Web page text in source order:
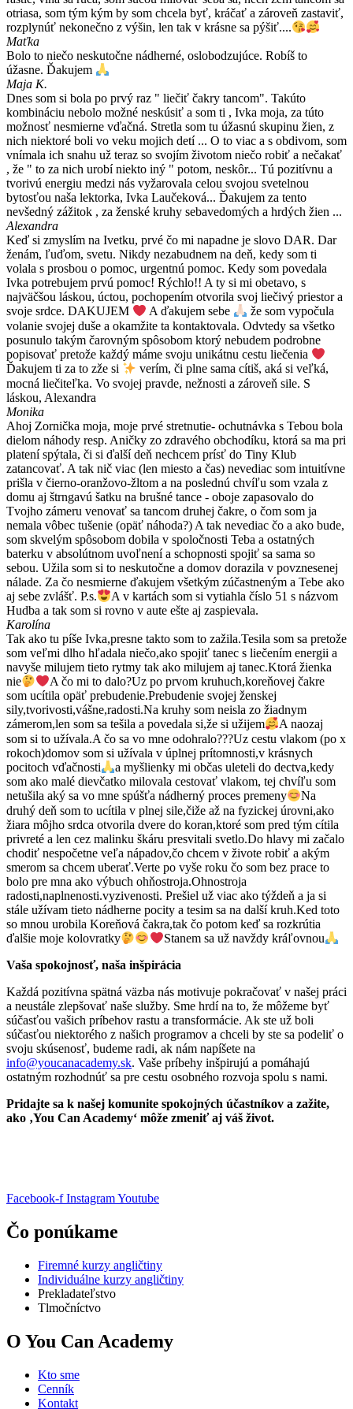
otriasa, som tým kým by som chcela byť, kráčať a zároveň zastaviť,
rozplynúť nekonečno z výšin, len tak v krásne sa pýšiť....
Maťka
Bolo to niečo neskutočne nádherné, oslobodzujúce. Robíš to
úžasne. Ďakujem
Maja K.
Dnes som si bola po prvý raz " liečiť čakry tancom". Takúto
kombináciu nebolo možné neskúsiť a som ti , Ivka moja, za túto
možnosť nesmierne vďačná. Stretla som tu úžasnú skupinu žien, z
nich niektoré boli vo veku mojich detí ... O to viac a s obdivom, som
vnímala ich snahu už teraz so svojím životom niečo robiť a nečakať
, že " to za nich urobí niekto iný " potom, neskôr... Tú pozitívnu a
tvorivú energiu medzi nás vyžarovala celou svojou svetelnou
bytosťou naša lektorka, Ivka Laučeková... Ďakujem za tento
nevšedný zážitok , za ženské kruhy sebavedomých a hrdých žien ...
Alexandra
Keď si zmyslím na Ivetku, prvé čo mi napadne je slovo DAR. Dar
ženám, ľuďom, svetu. Nikdy nezabudnem na deň, kedy som ti
volala s prosbou o pomoc, urgentnú pomoc. Kedy som povedala
Ivka potrebujem prvú pomoc! Rýchlo!! A ty si mi obetavo, s
najväčšou láskou, úctou, pochopením otvorila svoj liečivý priestor a
svoje srdce. DAKUJEM
A ďakujem sebe
že som vypočula
volanie svojej duše a okamžite ta kontaktovala. Odvtedy sa všetko
posunulo takým čarovným spôsobom ktorý nebudem podrobne
popisovať pretože každý máme svoju unikátnu cestu liečenia
Ďakujem ti za to zže si
verím, či plne sama cítiš, aká si veľká,
mocná liečiteľka. Vo svojej pravde, nežnosti a zároveň sile. S
láskou, Alexandra
Monika
Ahoj Zornička moja, moje prvé stretnutie- ochutnávka s Tebou bola
dielom náhody resp. Aničky zo zdravého obchodíku, ktorá sa ma pri
platení spýtala, či si ďalší deň nechcem prísť do Tiny Klub
zatancovať. A tak nič viac (len miesto a čas) nevediac som intuitívne
prišla v čierno-oranžovo-žltom a na poslednú chvíľu som vzala z
domu aj štrngavú šatku na brušné tance - oboje zapasovalo do
Tvojho zámeru venovať sa tancom druhej čakre, o čom som ja
nemala vôbec tušenie (opäť náhoda?) A tak nevediac čo a ako bude,
som skvelým spôsobom dobila v spoločnosti Teba a ostatných
baterku v absolútnom uvoľnení a schopnosti spojiť sa sama so
sebou. Užila som si to neskutočne a domov dorazila v povznesenej
nálade. Za čo nesmierne ďakujem všetkým zúčastneným a Tebe ako
aj sebe zvlášť. P.s.
A v kartách som si vytiahla číslo 51 s názvom
Hudba a tak som si rovno v aute ešte aj zaspievala.
Karolína
Tak ako tu píše Ivka,presne takto som to zažila.Tesila som sa pretože
som veľmi dlho hľadala niečo,ako spojiť tanec s liečením energii a
navyše milujem tieto rytmy tak ako milujem aj tanec.Ktorá žienka
nie
A čo mi to dalo?Uz po prvom kruhuch,koreňovej čakre
som ucítila opäť prebudenie.Prebudenie svojej ženskej
sily,tvorivosti,vášne,radosti.Na kruhy som neisla zo žiadnym
zámerom,len som sa tešila a povedala si,že si užijem
A naozaj
som si to užívala.A čo sa vo mne odohralo???Uz cestu vlakom (po x
rokoch)domov som si užívala v úplnej prítomnosti,v krásnych
pocitoch vďačnosti
a myšlienky mi občas uleteli do dectva,kedy
som ako malé dievčatko milovala cestovať vlakom, tej chvíľu som
netušila aký sa vo mne spúšťa nádherný proces premeny
Na
druhý deň som to ucítila v plnej sile,čiže až na fyzickej úrovni,ako
žiara môjho srdca otvorila dvere do koran,ktoré som pred tým cítila
privreté a len cez malinku škáru presvitali svetlo.Do hlavy mi začalo
chodiť nespočetne veľa nápadov,čo chcem v živote robiť a akým
smerom sa chcem uberať.Verte po vyše roku čo som bez prace to
bolo pre mna ako výbuch ohňostroja.Ohnostroja
radosti,naplnenosti.vyzivenosti. Prešiel už viac ako týždeň a ja si
stále užívam tieto nádherne pocity a tesim sa na další kruh.Ked toto
so mnou urobila Koreňová čakra,tak čo potom keď sa rozkrútia
ďalšie moje kolovratky
Stanem sa už navždy kráľovnou
Vaša spokojnosť, naša inšpirácia
Každá pozitívna spätná väzba nás motivuje pokračovať v našej práci
a neustále zlepšovať naše služby. Sme hrdí na to, že môžeme byť
súčasťou vašich príbehov rastu a transformácie. Ak ste už boli
súčasťou niektorého z našich programov a chceli by ste sa podeliť o
svoju skúsenosť, budeme radi, ak nám napíšete na
info@youcanacademy.sk. Vaše príbehy inšpirujú a pomáhajú
ostatným rozhodnúť sa pre cestu osobného rozvoja spolu s nami.
Pridajte sa k našej komunite spokojných účastníkov a zažite,
ako ‚You Can Academy‘ môže zmeniť aj váš život.
Facebook-f InstagramYoutube
Čo ponúkame
Firemné kurzy angličtiny
Individuálne kurzy angličtiny
Prekladateľstvo
Tlmočníctvo
O You Can Academy
Kto sme
Cenník
Kontakt